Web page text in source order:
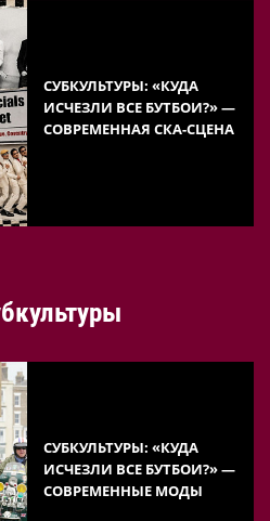
СУБКУЛЬТУРЫ: «КУДА
ИСЧЕЗЛИ ВСЕ БУТБОИ?» —
СОВРЕМЕННАЯ СКА-СЦЕНА
СУБКУЛЬТУРЫ: «КУДА
ИСЧЕЗЛИ ВСЕ БУТБОИ?» —
СОВРЕМЕННЫЕ МОДЫ